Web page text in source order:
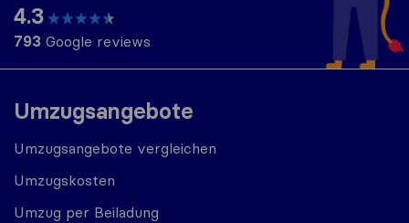
Umzugsangebote
Umzugsangebote vergleichen
Umzugskosten
Umzug per Beiladung
4.3
793 Google reviews